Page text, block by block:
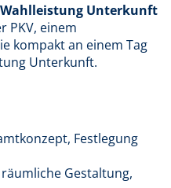
Unterkunft
PKV, einem
kompakt an einem Tag
Unterkunft.
Festlegung
Gestaltung,